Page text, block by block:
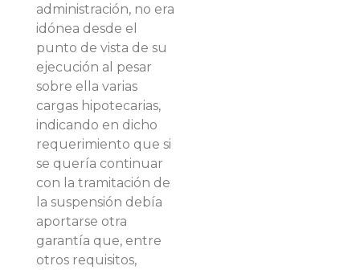
administración, no era
idónea desde el
punto de vista de su
ejecución al pesar
sobre ella varias
cargas hipotecarias,
indicando en dicho
requerimiento que si
se quería continuar
con la tramitación de
la suspensión debía
aportarse otra
garantía que, entre
otros requisitos,